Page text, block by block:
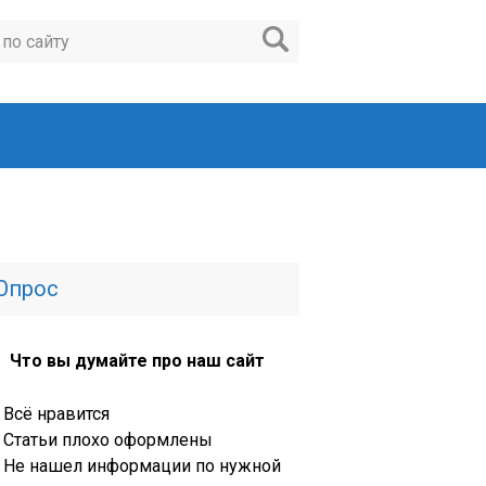
Что вы думайте про наш сайт
Всё нравится
Статьи плохо оформлены
Не нашел информации по нужной